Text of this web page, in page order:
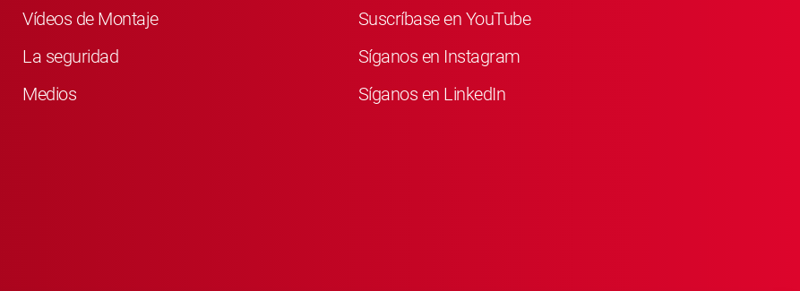
Vídeos de Montaje
La seguridad
Medios
Suscríbase en YouTube
Síganos en Instagram
Síganos en LinkedIn